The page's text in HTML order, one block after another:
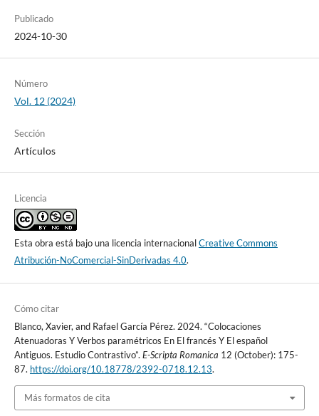
Publicado
2024-10-30
Número
Vol. 12 (2024)
Sección
Artículos
Licencia
Esta obra está bajo una licencia internacionalCreative Commons
Atribución-NoComercial-SinDerivadas 4.0.
Cómo citar
Blanco, Xavier, and Rafael García Pérez. 2024. “Colocaciones
Atenuadoras Y Verbos paramétricos En El francés Y El español
Antiguos. Estudio Contrastivo”. E-Scripta Romanica 12 (October): 175-
87. https://doi.org/10.18778/2392-0718.12.13.
Más formatos de cita